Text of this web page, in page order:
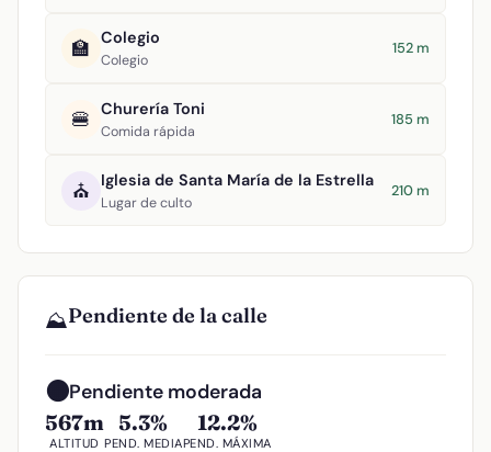
🏫 Colegio
Colegio
152 m
🍔 Churería Toni
Comida rápida
185 m
⛪ Iglesia de Santa María de la Estrella
Lugar de culto
210 m
⛰️Pendiente de la calle
🟠Pendiente moderada
567m
ALTITUD
5.3%
PEND. MEDIA
12.2%
PEND. MÁXIMA